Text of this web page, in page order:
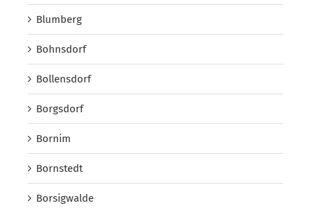
Blumberg
Bohnsdorf
Bollensdorf
Borgsdorf
Bornim
Bornstedt
Borsigwalde